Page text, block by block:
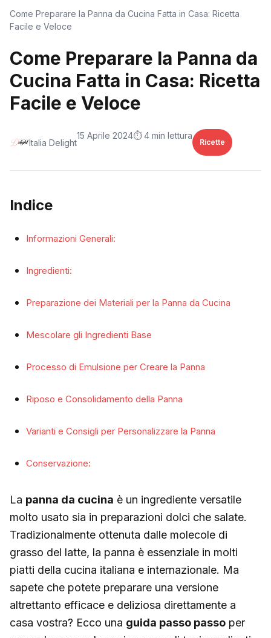
Come Preparare la Panna da Cucina Fatta in Casa: Ricetta
Facile e Veloce
Come Preparare la Panna da
Cucina Fatta in Casa: Ricetta
Facile e Veloce
Italia Delight
15 Aprile 2024⏱️ 4 min lettura
Ricette
Indice
Informazioni Generali:
Ingredienti:
Preparazione dei Materiali per la Panna da Cucina
Mescolare gli Ingredienti Base
Processo di Emulsione per Creare la Panna
Riposo e Consolidamento della Panna
Varianti e Consigli per Personalizzare la Panna
Conservazione:
La panna da cucina è un ingrediente versatile
molto usato sia in preparazioni dolci che salate.
Tradizionalmente ottenuta dalle molecole di
grasso del latte, la panna è essenziale in molti
piatti della cucina italiana e internazionale. Ma
sapete che potete preparare una versione
altrettanto efficace e deliziosa direttamente a
casa vostra? Ecco una guida passo passo per